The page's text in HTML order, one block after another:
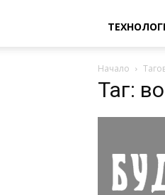
Начало
Таг: